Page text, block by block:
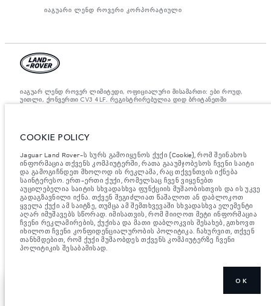
იაგუარი ლენდ როვერი კორპორატიული
იაგუარ ლენდ როვერ ლიმიტედი, ოფიციალური მისამართი: ები როუდ,
უითლი, ქონვერთი CV3 4LF. რეგისტრირებულია დიდ ბრიტანეთში
მითითებულია მხოლოდ შედარებითი მიზნისათვის. ვებ გვერდზე
შესაძლებელია იცვლებოდეს ბაზრის მიხედვით და ცვლილება
აუცილებლად მოხდება შეტყობინების შემდეგ. დეტალური ინფორმაციის
მისაღებად, გთხოვთ, მიმართეთ ადგილობრივ დილერს.
მნიშვნელოვანი ინფორმაცია გამოსახულებისა და სპეციფიკაციის
შესახებ.ნახევარგამტარების გლობალური დეფიციტი ამჟამად გავლენას
ახდენს ავტომობილის კონსტრუქციის სპეციფიკაციებზე, მოდელების
ხელმისაწვდომობასა და აწყობის ვადებზე. ეს არის ძალიან დინამიური
სიტუაცია და, შედეგად, ვებსაიტში გამოყენებული გამოსახულება
შეიძლება სრულად არ ასახავდეს ფუნქციების, ოფციების, გაფორმებისა
და ფერის სქემების მიმდინარე სპეციფიკაციებს. გთხოვთ, მიმართოთ
თქვენს დილერს, რომელიც შეძლებს დაადასტუროს თქვენთან არსებული
შეზღუდვები, რომ იყოთ წინასწარ ინფორმირებული
COOKIE POLICY
Jaguar Land Rover-ს სურს გამოიყენოს ქუქი (Cookie), რომ შეინახოს
ინფორმაცია თქვენს კომპიუტერში, რათა გააუმჯობესოს ჩვენი საიტი
და გამოგიჩნდეთ მხოლოდ ის რეკლამა, რაც თქვენთვის იქნება
საინტერესო. ერთ-ერთი ქუქი, რომელსაც ჩვენ ვიყენებთ
აუცილებელია საიტის სხვადასხვა ფუნქციის მუშაობისთვის და ის უკვე
გადაგზავნილი იქნა. თქვენ შეგიძლიათ წაშალოთ ან დაბლოკოთ
ყველა ქუქი ამ საიტზე, თუმცა ამ შემთხვევაში სხვადასხვა ელემენტი
აღარ იმუშავებს სწორად. იმისათვის, რომ მიიღოთ მეტი ინფორმაცია
ჩვენი რეკლამირების, ქუქისა და მათი დაბლოკვის შესახებ, გთხოვთ
იხილოთ ჩვენი კონფიდენციალურობის პოლიტიკა. ჩახურვით, თქვენ
თანხმდებით, რომ ქუქი მუშაობდეს თქვენს კომპიუტერზე ჩვენი
პოლიტიკის შესაბამისად.
OK